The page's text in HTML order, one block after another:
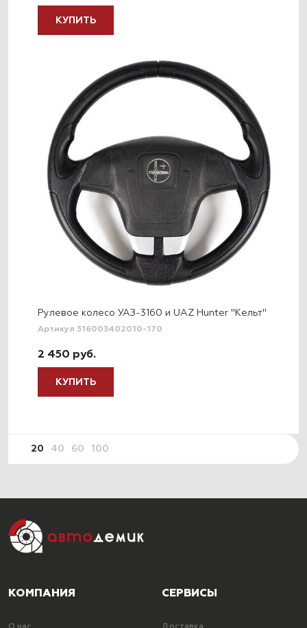
КУПИТЬ
Рулевое колесо УАЗ-3160 и UAZ Hunter "Кельт"
Артикул 316003402010-170
2 450 руб.
КУПИТЬ
20 40 60 100
КОМПАНИЯ СЕРВИСЫ